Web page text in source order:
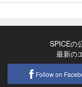
SPICEの
最新の
Follow on